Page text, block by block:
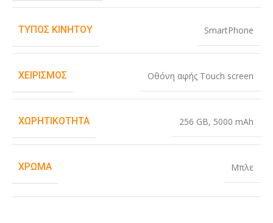
ΤΎΠΟΣ ΚΙΝΗΤΟΎ SmartPhone
ΧΕΙΡΙΣΜΌΣ Οθόνη αφής Touch screen
ΧΩΡΗΤΙΚΌΤΗΤΑ 256 GB, 5000 mAh
ΧΡΏΜΑ Μπλε